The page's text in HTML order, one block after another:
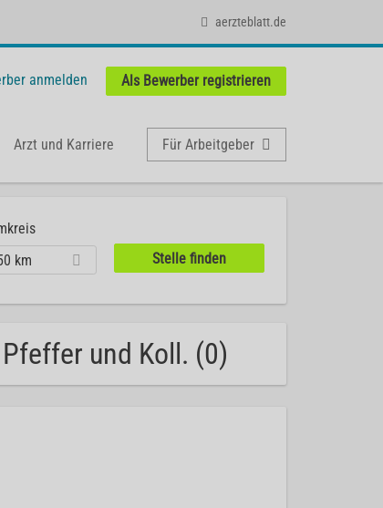
aerzteblatt.de
anmelden Als Bewerber registrieren
Arzt und Karriere Für Arbeitgeber
km
und Koll. (0)